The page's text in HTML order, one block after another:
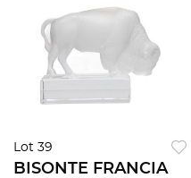
Lot 39
BISONTE FRANCIA